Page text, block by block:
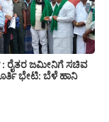
: ರೈತರ ಜಮೀನಿಗೆ ಸಚಿವ
ಭೇಟಿ: ಬೆಳೆ ಹಾನಿ